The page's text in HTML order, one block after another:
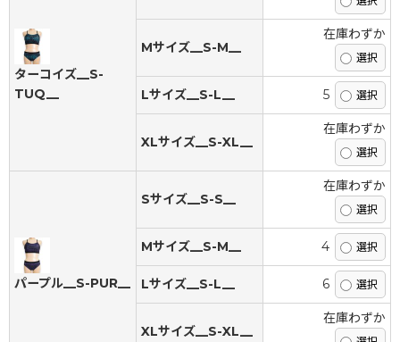
ターコイズ__S-
TUQ__
Mサイズ__S-M__
在庫わずか
Lサイズ__S-L__ 5
XLサイズ__S-XL__
在庫わずか
パープル__S-PUR__
Sサイズ__S-S__
在庫わずか
Mサイズ__S-M__ 4
Lサイズ__S-L__ 6
XLサイズ__S-XL__
在庫わずか